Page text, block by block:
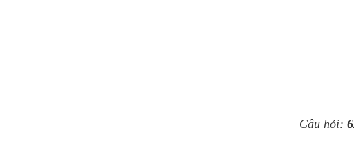
Câu hỏi: